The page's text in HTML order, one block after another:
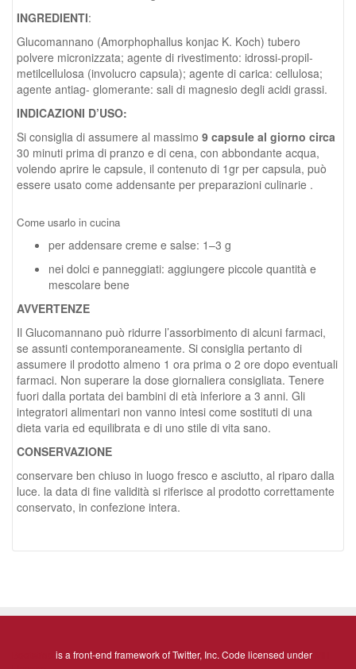
INGREDIENTI:
Glucomannano (Amorphophallus konjac K. Koch) tubero
polvere micronizzata; agente di rivestimento: idrossi-propil-
metilcellulosa (involucro capsula); agente di carica: cellulosa;
agente antiag- glomerante: sali di magnesio degli acidi grassi.
INDICAZIONI D’USO:
Si consiglia di assumere al massimo 9 capsule al giorno circa
30 minuti prima di pranzo e di cena, con abbondante acqua,
volendo aprire le capsule, il contenuto di 1gr per capsula, può
essere usato come addensante per preparazioni culinarie .
Come usarlo in cucina
per addensare creme e salse: 1–3 g
nei dolci e panneggiati: aggiungere piccole quantità e
mescolare bene
AVVERTENZE
Il Glucomannano può ridurre l’assorbimento di alcuni farmaci,
se assunti contemporaneamente. Si consiglia pertanto di
assumere il prodotto almeno 1 ora prima o 2 ore dopo eventuali
farmaci. Non superare la dose giornaliera consigliata. Tenere
fuori dalla portata dei bambini di età inferiore a 3 anni. Gli
integratori alimentari non vanno intesi come sostituti di una
dieta varia ed equilibrata e di uno stile di vita sano.
CONSERVAZIONE
conservare ben chiuso in luogo fresco e asciutto, al riparo dalla
luce. la data di fine validità si riferisce al prodotto correttamente
conservato, in confezione intera.
is a front-end framework of Twitter, Inc. Code licensed under